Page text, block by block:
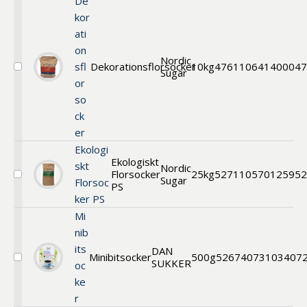
Välj
Dekorationsflorsocker
kor
ati
on
sfl
or
so
ck
er
Dekorationsflorsocker
Nordic
Sugar 10kg47611
Välj
Ekologi
skt
Florsoc
ker PS
Ekologiskt
Florsocker
PS
Nordic
Sugar 25kg52711
Välj
Mi
nib
its
oc
ke
r
MinibitsockerDAN
SUKKER500g52674